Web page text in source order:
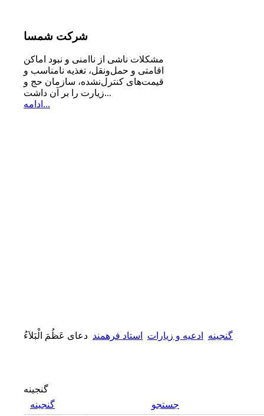
شرکت شمسا
مشكلات ناشی از ناامنی و نبود اماكن
اقامتی و حمل‌ونقل، تغذیه‌ نامناسب و
قیمت‌های كنترل‌نشده، سازمان حج و
زیارت را بر آن داشت...
ادامه...
گنجینه ادعیه و زیارات استاد فرهمند دعاى عَظُمَ الْبَلاَءُ
گنجینه
گنجینه
جستجو